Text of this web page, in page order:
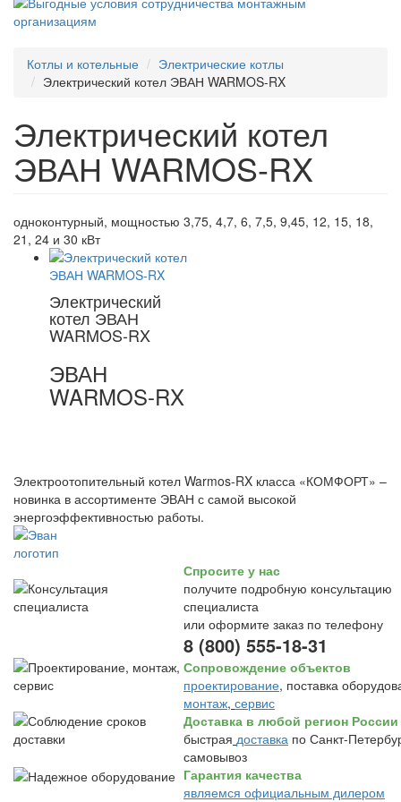
Котлы и котельные
Электрические котлы
Электрический котел ЭВАН WARMOS-RX
Электрический котел
ЭВАН WARMOS-RX
одноконтурный, мощностью 3,75, 4,7, 6, 7,5, 9,45, 12, 15, 18,
21, 24 и 30 кВт
Электрический
котел ЭВАН
WARMOS-RX
ЭВАН
WARMOS-RX
Электроотопительный котел Warmos-RX класса «КОМФОРТ» –
новинка в ассортименте ЭВАН с самой высокой
энергоэффективностью работы.
Спросите у нас
получите подробную консультацию
специалиста
или оформите заказ по телефону
8 (800) 555-18-31
Сопровождение объектов
проектирование, поставка
монтаж, сервис
Доставка в любой регион России
быстрая доставка по Санкт-
самовывоз
Гарантия качества
являемся официальным дилером